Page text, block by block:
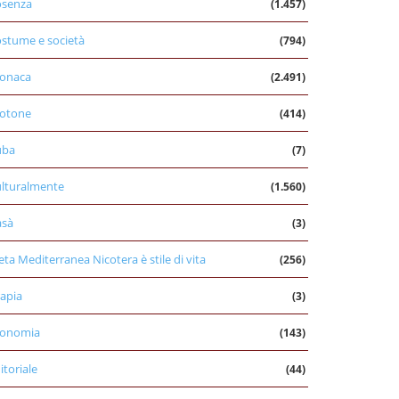
(1.457)
e società (794)
(2.491)
(414)
(7)
(1.560)
(3)
Mediterranea Nicotera è stile di vita (256)
(3)
(143)
(44)